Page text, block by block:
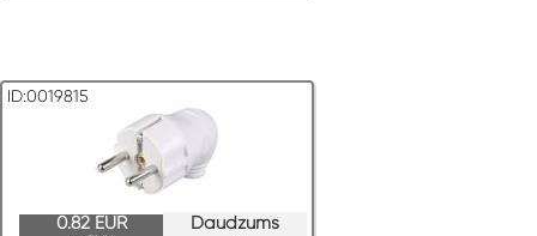
ID:0019815
Daudzums
0.82 EUR